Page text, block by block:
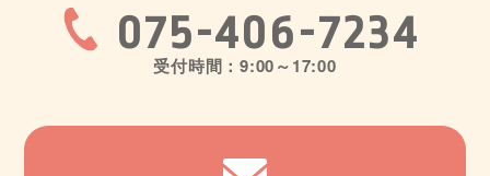
075-406-7234
受付時間：9:00～17:00